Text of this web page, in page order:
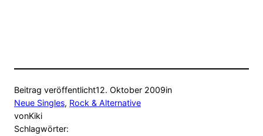
Beitrag veröffentlicht12. Oktober 2009in
Neue Singles, Rock & Alternative
vonKiki
Schlagwörter: